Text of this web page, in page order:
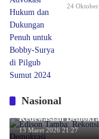
24
Nasional
Edison Tamba:
Kedewasaan
13 Maret 2026 21:27